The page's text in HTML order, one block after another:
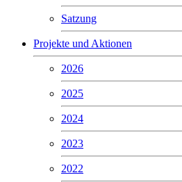
Satzung
Projekte und Aktionen
2026
2025
2024
2023
2022